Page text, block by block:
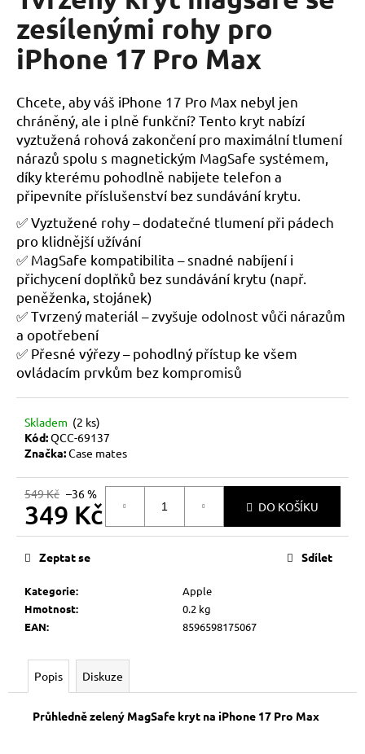
z
5
hvězdiček.
zesílenými rohy pro
iPhone 17 Pro Max
Chcete, aby váš iPhone 17 Pro Max nebyl jen
chráněný, ale i plně funkční? Tento kryt nabízí
vyztužená rohová zakončení pro maximální tlumení
nárazů spolu s magnetickým MagSafe systémem,
díky kterému pohodlně nabijete telefon a
připevníte příslušenství bez sundávání krytu.
✅Vyztužené rohy – dodatečné tlumení při pádech
pro klidnější užívání
✅ MagSafe kompatibilita – snadné nabíjení i
přichycení doplňků bez sundávání krytu (např.
peněženka, stojánek)
✅Tvrzený materiál – zvyšuje odolnost vůči nárazům
a opotřebení
✅ Přesné výřezy– pohodlný přístup ke všem
ovládacím prvkům bez kompromisů
Skladem (2 ks)
Kód:QCC-69137
Značka:Case mates
549 Kč –36 %
349 Kč
Měrná
DO KOŠÍKU
Kategorie:
Apple
Hmotnost:
0.2 kg
EAN: 8596598175067
Zeptat se Sdílet
Popis Diskuze
Průhledně zelený MagSafe kryt na iPhone 17 Pro Max
a
j
í
?
HLEDAT
D
o
p
o
r
u
č
j
e
m
e